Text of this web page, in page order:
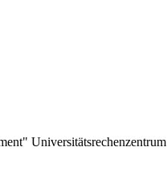
Universitätsrechenzentrum